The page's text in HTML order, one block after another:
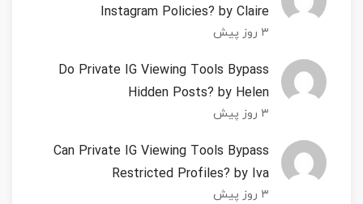
Instagram Policies? by Claire
۳ روز پیش
Do Private IG Viewing Tools Bypass
Hidden Posts? by Helen
۳ روز پیش
Can Private IG Viewing Tools Bypass
Restricted Profiles? by Iva
۳ روز پیش